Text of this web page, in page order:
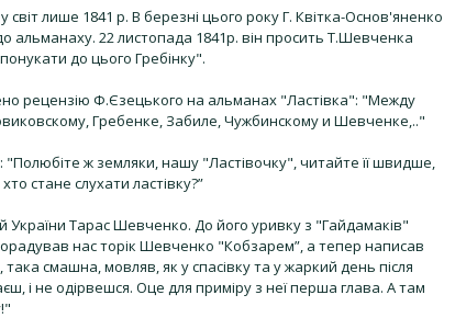
лише 1841 р. В березні цього року Г. Квітка-Основ'яненко
альманаху. 22 листопада 1841р. він просить Т.Шевченка
до цього Гребінку".
рецензію Ф.Єзецького на альманах "Ластівка": "Между
Гребенке, Забиле, Чужбинскому и Шевченке,.."
"Полюбіте ж земляки, нашу "Ластівочку", читайте її швидше,
стане слухати ластівку?”
України Тарас Шевченко. До його уривку з "Гайдамаків"
нас торік Шевченко "Кобзарем”, а тепер написав
смашна, мовляв, як у спасівку та у жаркий день після
і не одірвешся. Оце для приміру з неї перша глава. А там